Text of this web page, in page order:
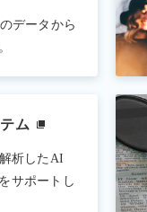
データから
ム
析したAI
サポートし